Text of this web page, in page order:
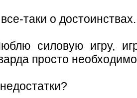
таки о достоинствах.
силовую игру,
просто